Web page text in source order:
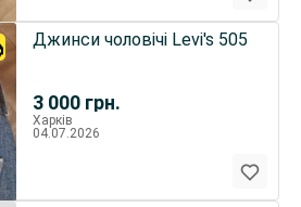
3 000 грн.
Джинси чоловічі Levi's 505
Харків
04.07.2026